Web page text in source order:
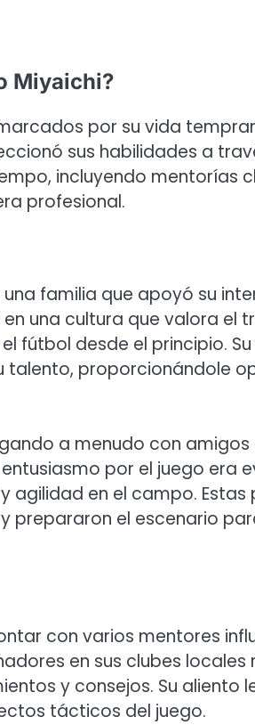
Miyaichi?
por su vida
sus habilidades a
incluyendo mentorías
profesional.
familia que apoyó su
una cultura que valora el
fútbol desde el principio.
talento, proporcionándole
a menudo con amigos
por el juego era
agilidad en el campo. Estas
prepararon el escenario
con varios mentores
en sus clubes locales
y consejos. Su aliento
tácticos del juego.